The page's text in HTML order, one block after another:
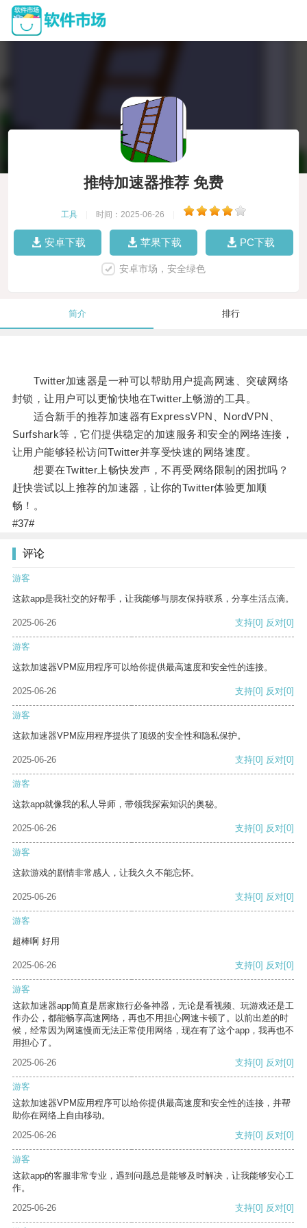
推特加速器推荐 免费
工具 时间：2025-06-26
安卓下载 苹果下载 PC下载
安卓市场，安全绿色
简介 排行
Twitter加速器是一种可以帮助用户提高网速、突破网络
封锁，让用户可以更愉快地在Twitter上畅游的工具。
适合新手的推荐加速器有ExpressVPN、NordVPN、
Surfshark等，它们提供稳定的加速服务和安全的网络连接，
让用户能够轻松访问Twitter并享受快速的网络速度。
想要在Twitter上畅快发声，不再受网络限制的困扰吗？
赶快尝试以上推荐的加速器，让你的Twitter体验更加顺
畅！。
#37#
评论
游客
这款app是我社交的好帮手，让我能够与朋友保持联系，分享生活点滴。
2025-06-26 支持[0] 反对[0]
游客
这款加速器VPM应用程序可以给你提供最高速度和安全性的连接。
2025-06-26 支持[0] 反对[0]
游客
这款加速器VPM应用程序提供了顶级的安全性和隐私保护。
2025-06-26 支持[0] 反对[0]
游客
这款app就像我的私人导师，带领我探索知识的奥秘。
2025-06-26 支持[0] 反对[0]
游客
这款游戏的剧情非常感人，让我久久不能忘怀。
2025-06-26 支持[0] 反对[0]
游客
超棒啊 好用
2025-06-26 支持[0] 反对[0]
游客
这款加速器app简直是居家旅行必备神器，无论是看视频、玩游戏还是工
作办公，都能畅享高速网络，再也不用担心网速卡顿了。以前出差的时
候，经常因为网速慢而无法正常使用网络，现在有了这个app，我再也不
用担心了。
2025-06-26
支持[0] 反对[0]
游客
这款加速器VPM应用程序可以给你提供最高速度和安全性的连接，并帮
助你在网络上自由移动。
2025-06-26
支持[0] 反对[0]
游客
这款app的客服非常专业，遇到问题总是能够及时解决，让我能够安心工
作。
2025-06-26
支持[0] 反对[0]